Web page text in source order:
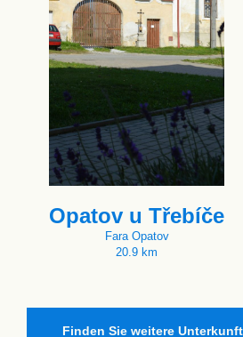
Opatov u Třebíče
Fara Opatov
20.9 km
Finden Sie weitere